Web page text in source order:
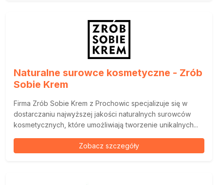
Naturalne surowce kosmetyczne - Zrób
Sobie Krem
Firma Zrób Sobie Krem z Prochowic specjalizuje się w
dostarczaniu najwyższej jakości naturalnych surowców
kosmetycznych, które umożliwiają tworzenie unikalnych...
Zobacz szczegóły